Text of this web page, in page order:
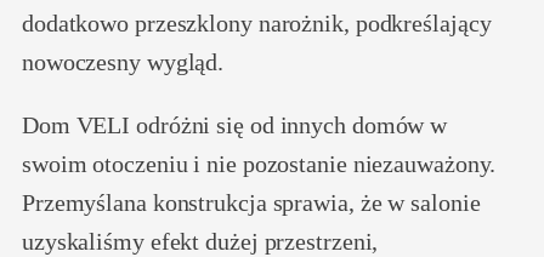
dodatkowo przeszklony narożnik, podkreślający
nowoczesny wygląd.
Dom VELI odróżni się od innych domów w
swoim otoczeniu i nie pozostanie niezauważony.
Przemyślana konstrukcja sprawia, że w salonie
uzyskaliśmy efekt dużej przestrzeni,